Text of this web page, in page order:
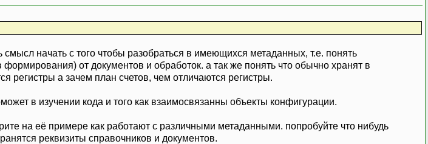
начать с того чтобы разобраться в имеющихся метаданных, т.е. понять
от документов и обработок. а так же понять что обычно хранят в
регистры а зачем план счетов, чем отличаются регистры.
в изучении кода и того как взаимосвязанны объекты конфигурации.
на её примере как работают с различными метаданными. попробуйте что нибудь
реквизиты справочников и документов.